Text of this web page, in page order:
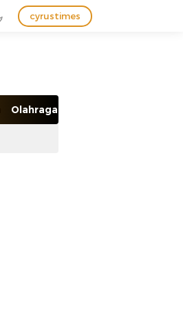
cyrustimes
Olahraga